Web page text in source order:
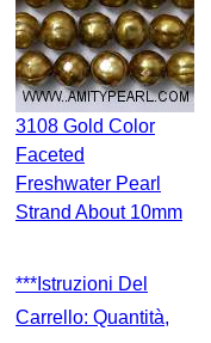
3108 Gold Color
Faceted
Freshwater Pearl
Strand About 10mm
***Istruzioni Del
Carrello: Quantità,